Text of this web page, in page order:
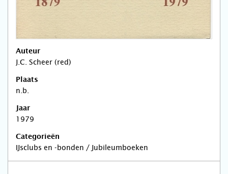
Auteur
J.C. Scheer (red)
Plaats
n.b.
Jaar
1979
Categorieën
IJsclubs en -bonden / Jubileumboeken